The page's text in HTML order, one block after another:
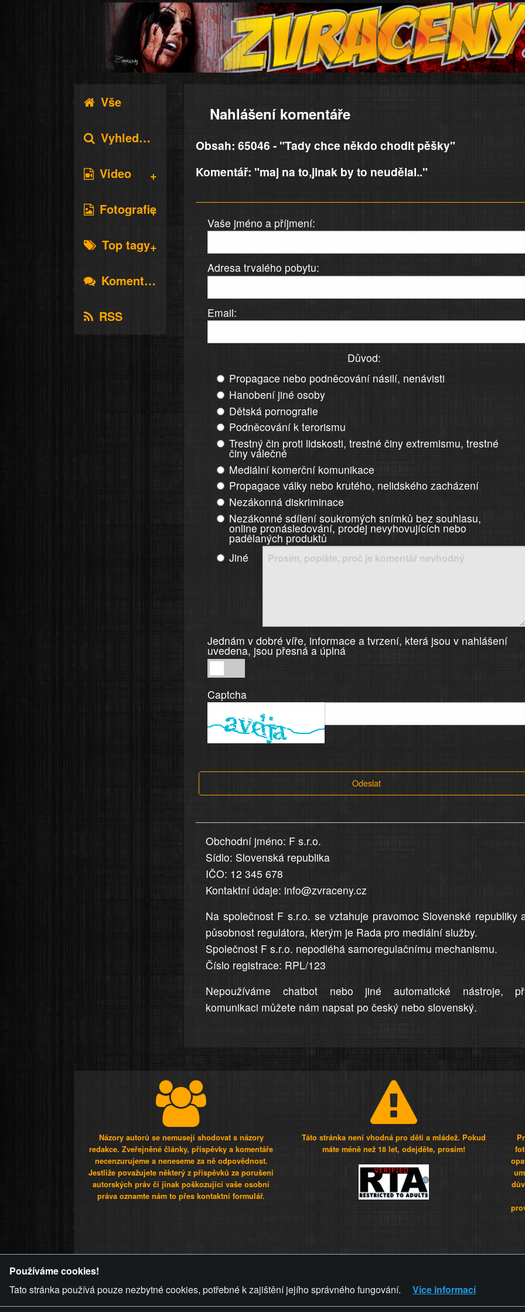
Vše
Vyhledávání
Video
Fotografie
Top tagy
Komentáře
RSS
Nahlášení komentáře
Obsah: 65046 - "Tady chce někdo chodit pěšky"
Komentář: "maj na to,jinak by to neudělal.."
Vaše jméno a příjmení:
Adresa trvalého pobytu:
Email:
Důvod:
Propagace nebo podněcování násilí, nenávisti
Hanobení jiné osoby
Dětská pornografie
Podněcování k terorismu
Trestný čin proti lidskosti, trestné činy extremismu, trestné
činy válečné
Mediální komerční komunikace
Propagace války nebo krutého, nelidského zacházení
Nezákonná diskriminace
Nezákonné sdílení soukromých snímků bez souhlasu,
online pronásledování, prodej nevyhovujících nebo
padělaných produktů
Jiné
Jednám v dobré víře, informace a tvrzení, která jsou v nahlášení
uvedena, jsou přesná a úplná
v
dobré
informace
v
uvedena,
jsou
přesná
a
úplná
Captcha
Odeslat
Obchodní jméno: F s.r.o.
Sídlo: Slovenská republika
IČO: 12 345 678
Kontaktní údaje: info@zvraceny.cz
Na společnost F s.r.o. se vztahuje pravomoc Slovenské republiky
působnost regulátora, kterým je Rada pro mediální služby.
Společnost F s.r.o. nepodléhá samoregulačnímu mechanismu.
Číslo registrace: RPL/123
Nepoužíváme chatbot nebo jiné automatické nástroje,
komunikaci můžete nám napsat po český nebo slovenský.
Názory autorů se nemusejí shodovat s názory
redakce. Zveřejněné články, příspěvky a komentáře
necenzurujeme a neneseme za ně odpovědnost.
Jestliže považujete některý z příspěvků za porušení
autorských práv či jinak poškozující vaše osobní
práva oznamte nám to přes kontaktní formulář.
Táto stránka není vhodná pro děti a mládež. Pokud
máte méně než 18 let, odejděte, prosím!
ZVRÁCENÝ.CZ PRAVIDLA A
Používáme cookies!
Tato stránka používá pouze nezbytné cookies, potřebné k zajištění jejího správného fungování.
Více informací